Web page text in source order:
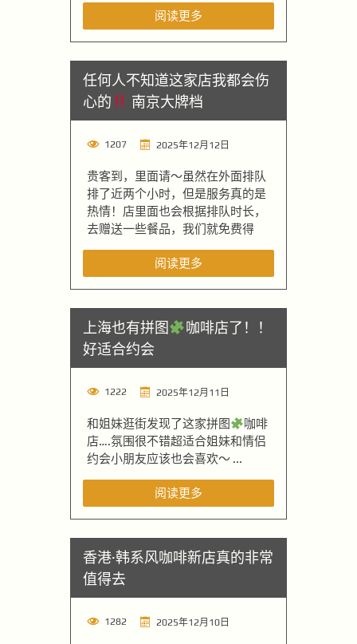
阅读更多
任何人不知道这家店我都会伤
心的
南京大牌档
1207 2025年12月12日
贵客到，里面请～虽然在外面排队
排了近两个小时，但是服务真的是
热情！店里面也会根据排队时长，
去赠送一些餐品，我们就免费得
阅读更多
上海也有拼图
咖啡店了！！
好适合约会
1222 2025年12月11日
和姐妹逛街发现了这家拼图
咖啡
店….氛围很不错超适合姐妹和情侣
约会小朋友应该也会喜欢～ ...
阅读更多
香港·韩系风咖啡新店真的非常
值得去
1282 2025年12月10日